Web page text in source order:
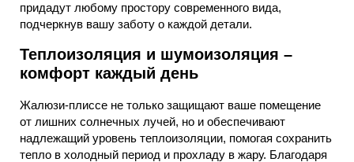
придадут любому простору современного вида,
подчеркнув вашу заботу о каждой детали.
Теплоизоляция и шумоизоляция –
комфорт каждый день
Жалюзи-плиссе не только защищают ваше помещение
от лишних солнечных лучей, но и обеспечивают
надлежащий уровень теплоизоляции, помогая сохранить
тепло в холодный период и прохладу в жару. Благодаря